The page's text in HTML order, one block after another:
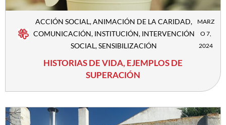
ACCIÓN SOCIAL,ANIMACIÓN DE LA CARIDAD,
COMUNICACIÓN, INSTITUCIÓN, INTERVENCIÓN
SOCIAL,SENSIBILIZACIÓN
MARZ
O 7,
2024
HISTORIAS DE VIDA, EJEMPLOS DE
SUPERACIÓN